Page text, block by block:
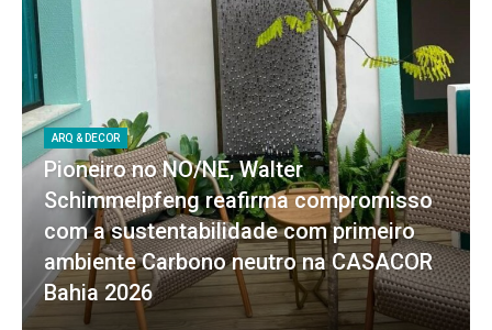
ARQ & DECOR
Pioneiro no NO/NE, Walter
Schimmelpfeng reafirma compromisso
com a sustentabilidade com primeiro
ambiente Carbono neutro na CASACOR
Bahia 2026